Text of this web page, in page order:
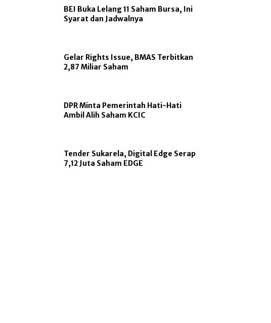
BEI Buka Lelang 11 Saham Bursa, Ini
Syarat dan Jadwalnya
Gelar Rights Issue, BMAS Terbitkan
2,87 Miliar Saham
DPR Minta Pemerintah Hati-Hati
Ambil Alih Saham KCIC
Tender Sukarela, Digital Edge Serap
7,12 Juta Saham EDGE